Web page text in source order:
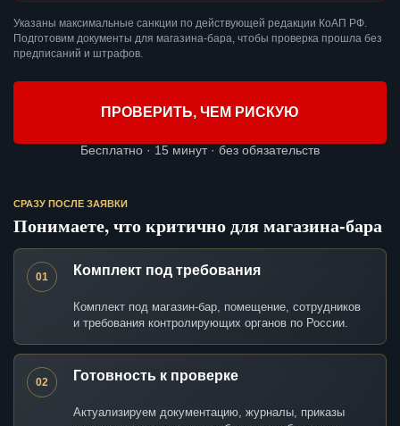
Указаны максимальные санкции по действующей редакции КоАП РФ.
Подготовим документы для магазина-бара, чтобы проверка прошла без
предписаний и штрафов.
ПРОВЕРИТЬ, ЧЕМ РИСКУЮ
Бесплатно · 15 минут · без обязательств
СРАЗУ ПОСЛЕ ЗАЯВКИ
Понимаете, что критично для магазина-бара
01 Комплект под требования
Комплект под магазин-бар, помещение, сотрудников
и требования контролирующих органов по России.
02 Готовность к проверке
Актуализируем документацию, журналы, приказы